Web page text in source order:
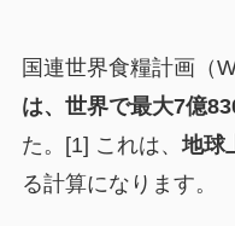
国連世界食糧計画（
は、世界で最大7億
た。[1] これは、地球
る計算になります。